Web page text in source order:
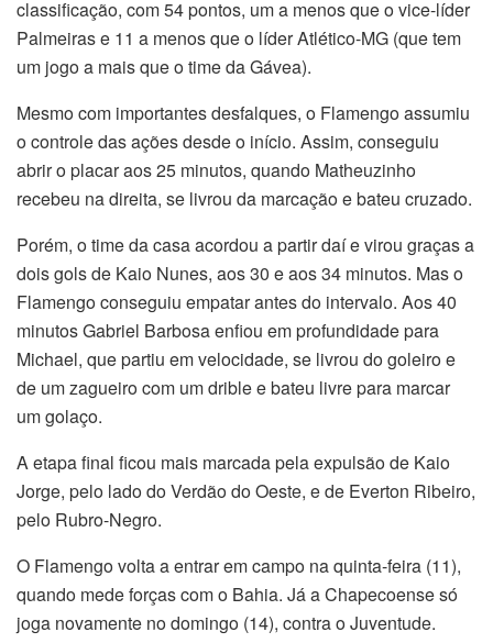
classificação, com 54 pontos, um a menos que o vice-líder
Palmeiras e 11 a menos que o líder Atlético-MG (que tem
um jogo a mais que o time da Gávea).
Mesmo com importantes desfalques, o Flamengo assumiu
o controle das ações desde o início. Assim, conseguiu
abrir o placar aos 25 minutos, quando Matheuzinho
recebeu na direita, se livrou da marcação e bateu cruzado.
Porém, o time da casa acordou a partir daí e virou graças a
dois gols de Kaio Nunes, aos 30 e aos 34 minutos. Mas o
Flamengo conseguiu empatar antes do intervalo. Aos 40
minutos Gabriel Barbosa enfiou em profundidade para
Michael, que partiu em velocidade, se livrou do goleiro e
de um zagueiro com um drible e bateu livre para marcar
um golaço.
A etapa final ficou mais marcada pela expulsão de Kaio
Jorge, pelo lado do Verdão do Oeste, e de Everton Ribeiro,
pelo Rubro-Negro.
O Flamengo volta a entrar em campo na quinta-feira (11),
quando mede forças com o Bahia. Já a Chapecoense só
joga novamente no domingo (14), contra o Juventude.